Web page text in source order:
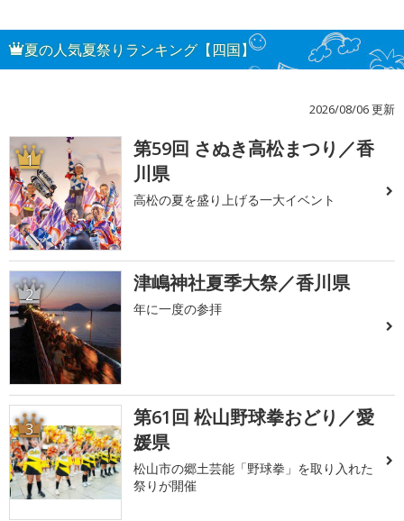
夏の人気夏祭りランキング【四国】
2026/08/06 更新
1
第59回 さぬき高松まつり／香
川県
高松の夏を盛り上げる一大イベント
2 津嶋神社夏季大祭／香川県
年に一度の参拝
3
第61回 松山野球拳おどり／愛
媛県
松山市の郷土芸能「野球拳」を取り入れた
祭りが開催